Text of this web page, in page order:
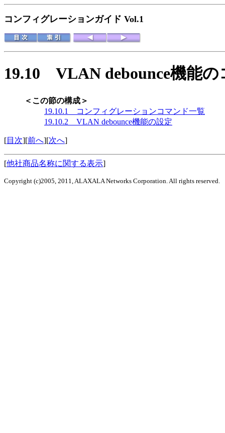
コンフィグレーションガイド Vol.1
19.10 VLAN debounce機能
＜この節の構成＞
19.10.1 コンフィグレーションコマンド一覧
19.10.2 VLAN debounce機能の設定
[目次][前へ][次へ]
[他社商品名称に関する表示]
Copyright (c)2005, 2011, ALAXALA Networks Corporation. All rights reserved.